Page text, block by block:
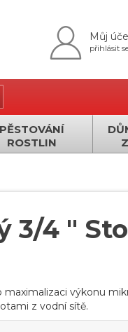
Můj
přihlásit
PĚSTOVÁNÍ
ROSTLIN
3/4 "
maximalizaci výkonu
z vodní sítě.